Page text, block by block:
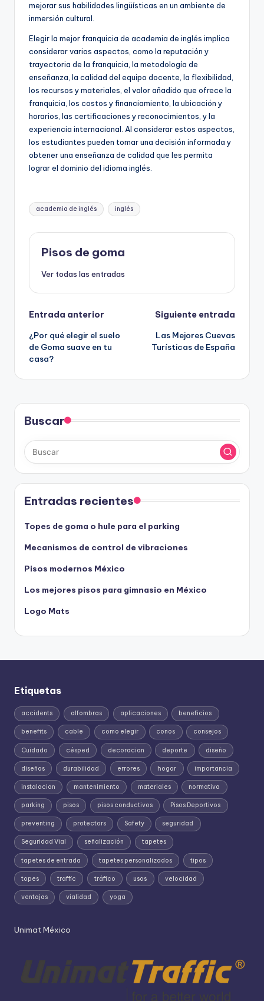
mejorar sus habilidades lingüísticas en un ambiente de
inmersión cultural.
Elegir la mejor franquicia de academia de inglés implica
considerar varios aspectos, como la reputación y
trayectoria de la franquicia, la metodología de
enseñanza, la calidad del equipo docente, la flexibilidad,
los recursos y materiales, el valor añadido que ofrece la
franquicia, los costos y financiamiento, la ubicación y
horarios, las certificaciones y reconocimientos, y la
experiencia internacional. Al considerar estos aspectos,
los estudiantes pueden tomar una decisión informada y
obtener una enseñanza de calidad que les permita
lograr el dominio del idioma inglés.
Etiquetas:
academia de inglés inglés
Pisos de goma
Ver todas las entradas
Navegación
de
entradas
Entrada anterior
¿Por qué elegir el suelo
de Goma suave en tu
casa?
Siguiente entrada
Las Mejores Cuevas
Turísticas de España
Buscar
Entradas recientes
Topes de goma o hule para el parking
Mecanismos de control de vibraciones
Pisos modernos México
Los mejores pisos para gimnasio en México
Logo Mats
Etiquetas
accidents alfombras aplicaciones beneficios
benefits cable como elegir conos consejos
Cuidado césped decoracion deporte diseño
diseños durabilidad errores hogar importancia
instalacion mantenimiento materiales normativa
parking pisos pisos conductivos Pisos Deportivos
preventing protectors Safety seguridad
Seguridad Vial señalización tapetes
tapetes de entrada tapetes personalizados tipos
topes traffic tráfico usos velocidad
ventajas vialidad yoga
Unimat México